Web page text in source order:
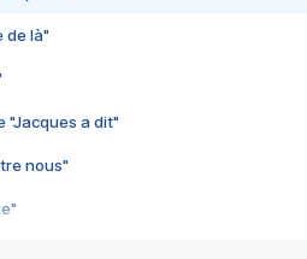
de là"
"Jacques a dit"
nous"